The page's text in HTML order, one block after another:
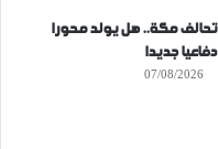
تحالف مكة.. هل يولد محورا
دفاعيا جديدا
07/08/2026